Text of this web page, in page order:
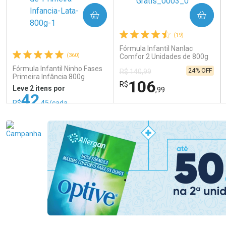
(360)
Fórmula Infantil Ninho Fases
Primeira Infância 800g
Leve 2 itens por
R$42,45/cada
COMPRAR
Laboratório
Por Menos
(19)
Fórmula Infantil Nanlac
Comfor 2 Unidades de 800g
R$ 140,99
R$106,99
24% OFF
COMPRAR
Laboratório
Por Menos